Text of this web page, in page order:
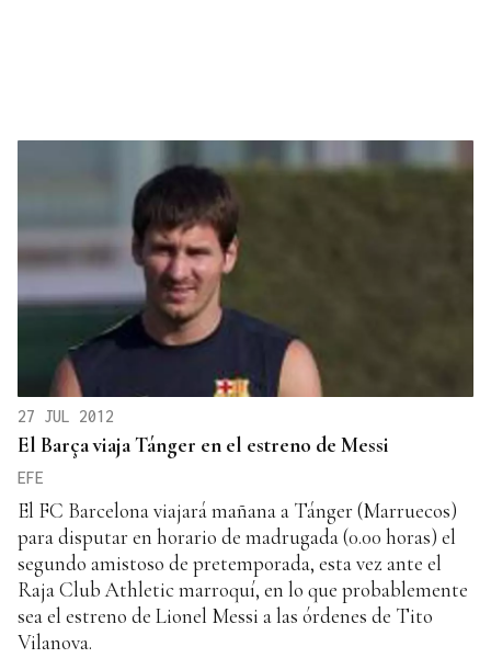
27 JUL 2012
El Barça viaja Tánger en el estreno de Messi
EFE
El FC Barcelona viajará mañana a Tánger (Marruecos)
para disputar en horario de madrugada (0.00 horas) el
segundo amistoso de pretemporada, esta vez ante el
Raja Club Athletic marroquí, en lo que probablemente
sea el estreno de Lionel Messi a las órdenes de Tito
Vilanova.